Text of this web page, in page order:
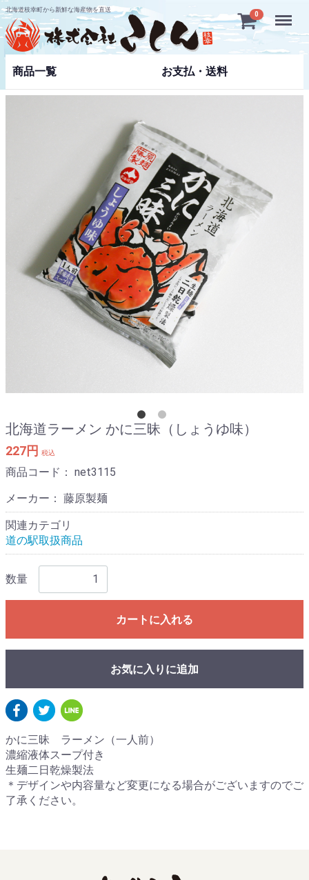
北海道枝幸町から新鮮な海産物を直送
0
商品一覧 お支払・送料
Menu
北海道ラーメン かに三昧（しょうゆ味）
227円 税込
商品コード： net3115
メーカー： 藤原製麺
関連カテゴリ
道の駅取扱商品
数量
カートに入れる
お気に入りに追加
かに三昧 ラーメン（一人前）
濃縮液体スープ付き
生麺二日乾燥製法
＊デザインや内容量など変更になる場合がございますのでご
了承ください。